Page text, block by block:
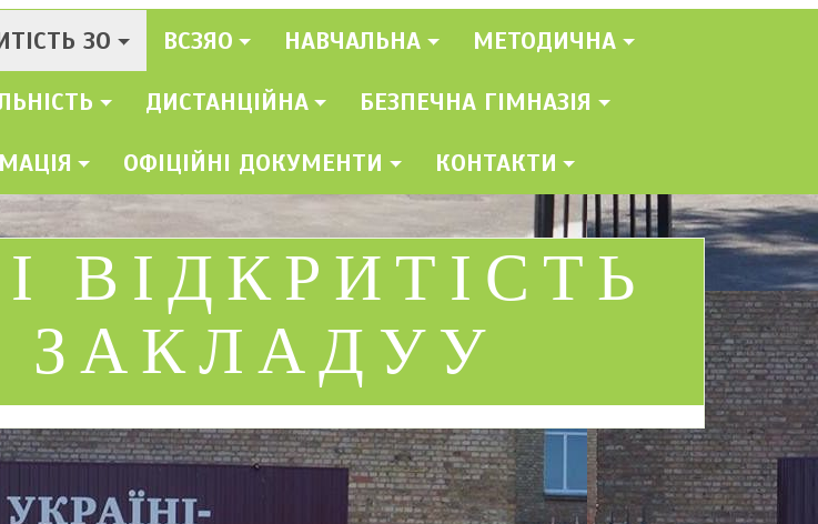
ЗО ВСЗЯО НАВЧАЛЬНА МЕТОДИЧНА
ДИСТАНЦІЙНА БЕЗПЕЧНА ГІМНАЗІЯ
ОФІЦІЙНІ ДОКУМЕНТИ КОНТАКТИ
ВІДКРИТІСТЬ
ЗАКЛАДУУ